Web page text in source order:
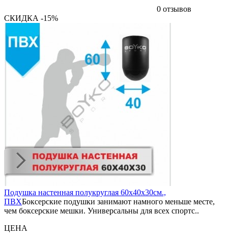
0 отзывов
СКИДКА -15%
Подушка настенная полукруглая 60х40х30см.,
ПВХБоксерские подушки занимают намного меньше месте,
чем боксерские мешки. Универсальны для всех спортс..
ЦЕНА